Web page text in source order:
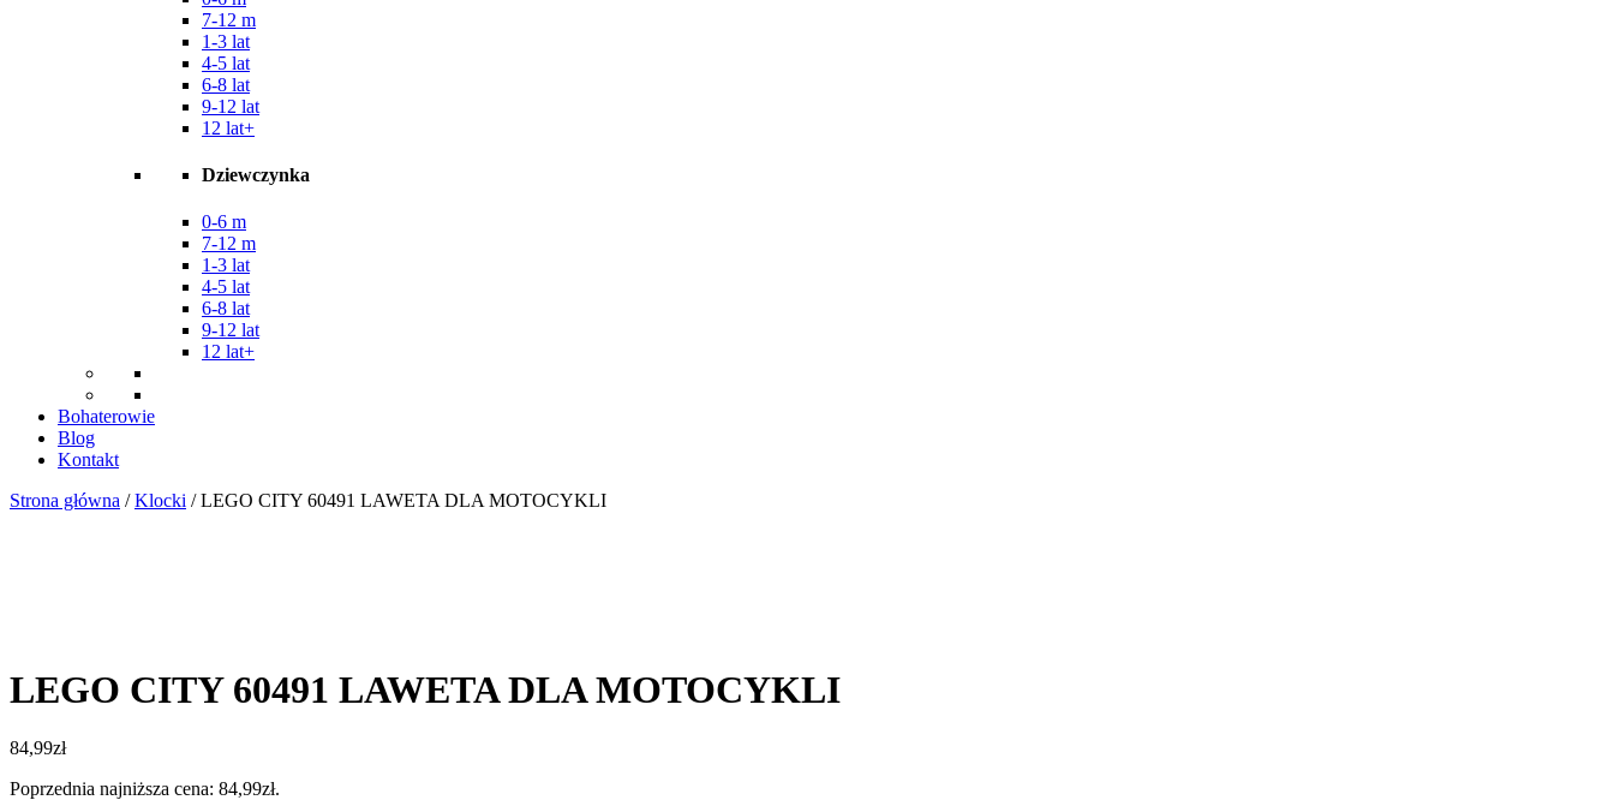
7-12 m
1-3 lat
4-5 lat
6-8 lat
9-12 lat
12 lat+
Dziewczynka
0-6 m
7-12 m
1-3 lat
4-5 lat
6-8 lat
9-12 lat
12 lat+
Bohaterowie
Blog
Kontakt
Strona główna /Klocki / LEGO CITY 60491 LAWETA DLA MOTOCYKLI
LEGO CITY 60491 LAWETA DLA MOTOCYKLI
84,99zł
Poprzednia najniższa cena: 84,99zł.